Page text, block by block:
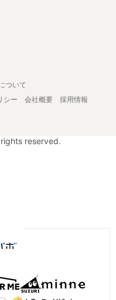
ついて
シー 会社概要
採用情報
reserved.